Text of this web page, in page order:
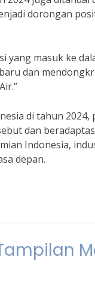
dorongan
yang masuk ke
dan
di tahun 2024,
dan
Indonesia,
depan.